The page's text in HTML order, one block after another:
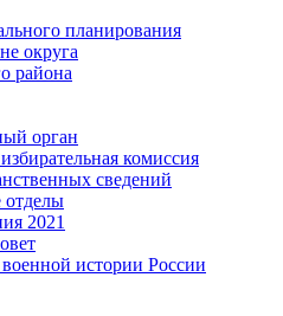
планирования
округа
района
орган
комиссия
сведений
отделы
2021
истории России